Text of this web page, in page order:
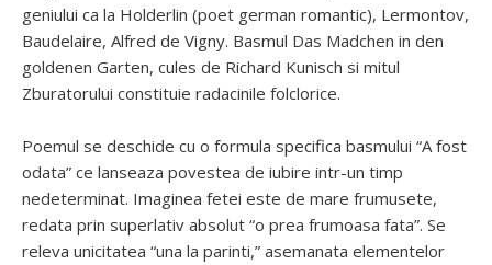
geniului ca la Holderlin (poet german romantic), Lermontov,
Baudelaire, Alfred de Vigny. Basmul Das Madchen in den
goldenen Garten, cules de Richard Kunisch si mitul
Zburatorului constituie radacinile folclorice.
Poemul se deschide cu o formula specifica basmului “A fost
odata” ce lanseaza povestea de iubire intr-un timp
nedeterminat. Imaginea fetei este de mare frumusete,
redata prin superlativ absolut “o prea frumoasa fata”. Se
releva unicitatea “una la parinti,” asemanata elementelor